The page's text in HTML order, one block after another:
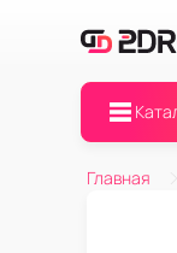
Главная